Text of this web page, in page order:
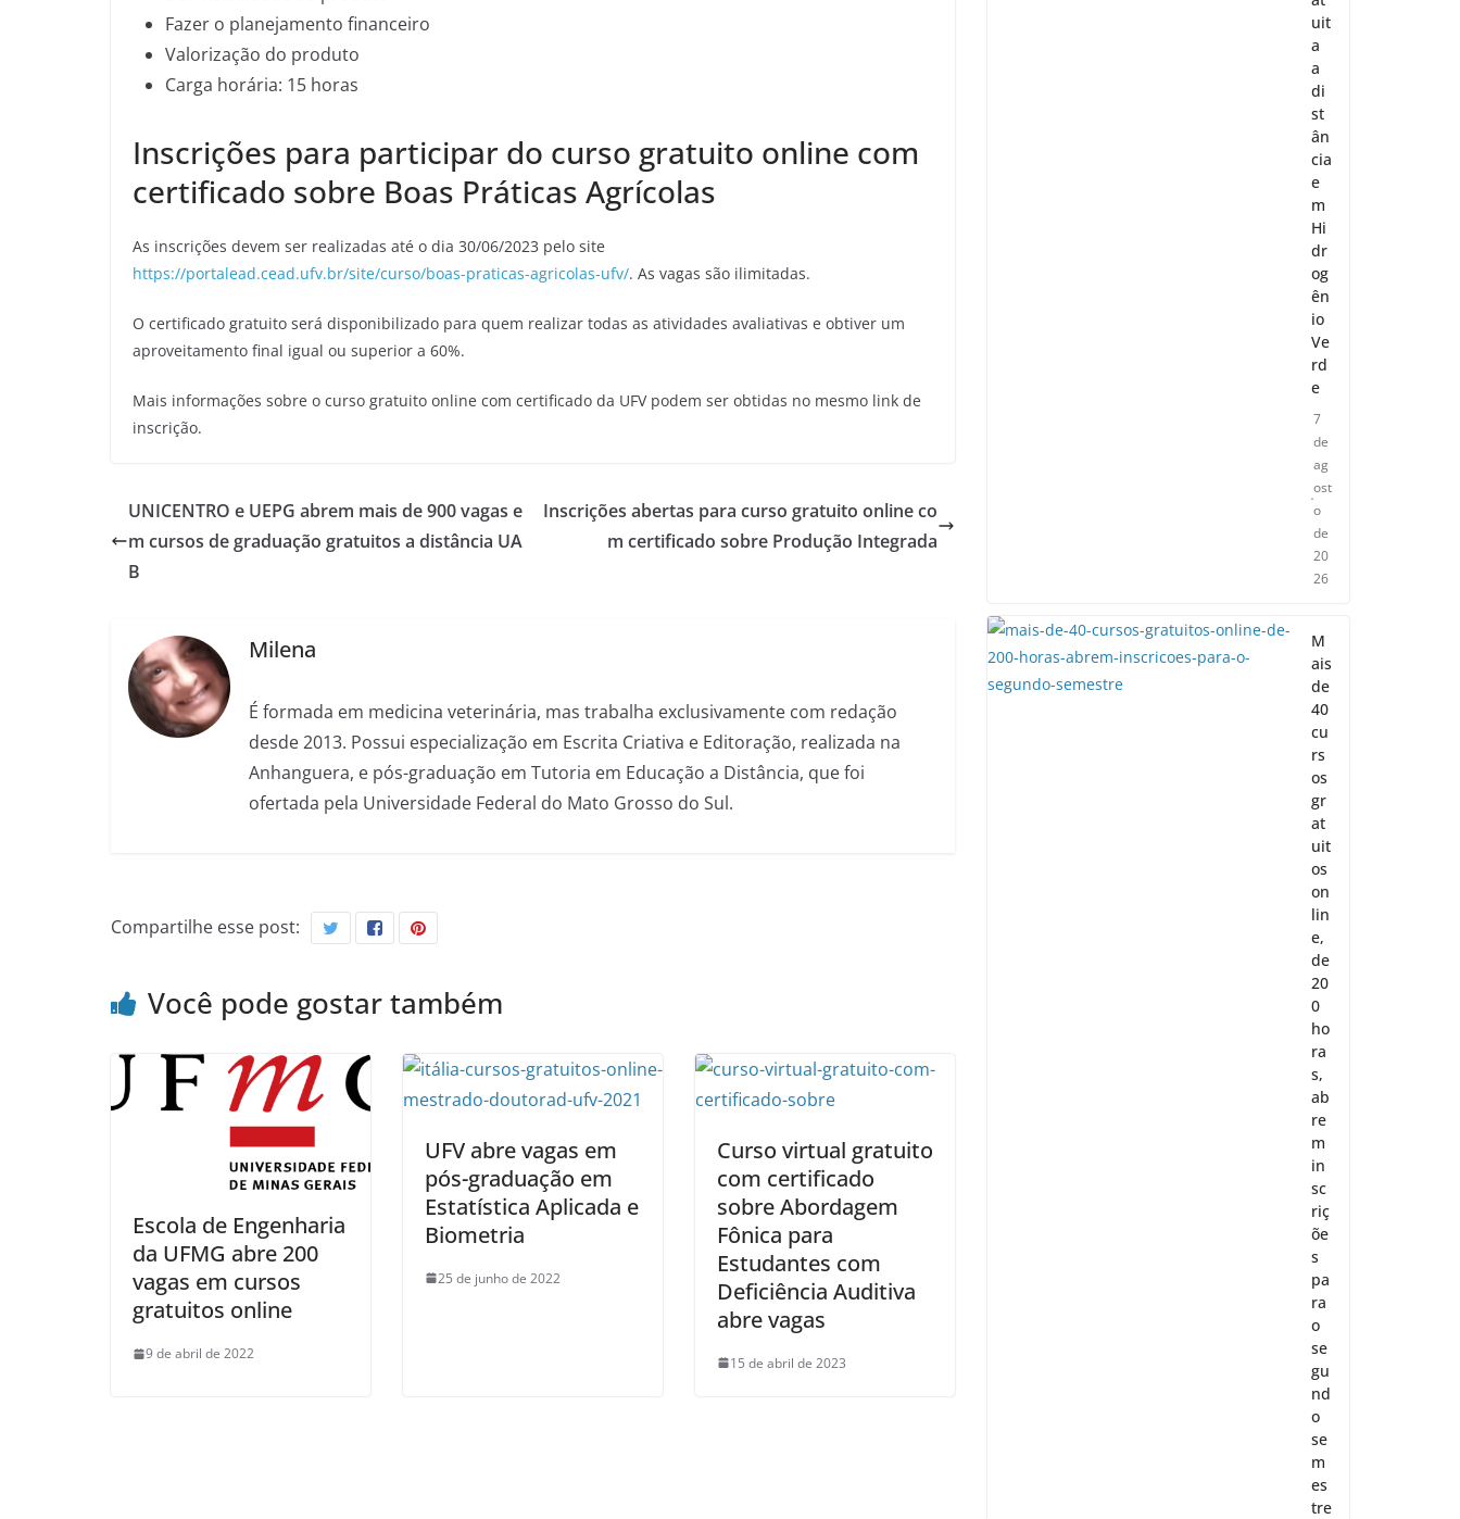
Fazer o planejamento financeiro
Valorização do produto
Carga horária: 15 horas
Inscrições para participar do curso gratuito online com
certificado sobre Boas Práticas Agrícolas
As inscrições devem ser realizadas até o dia 30/06/2023 pelo site
https://portalead.cead.ufv.br/site/curso/boas-praticas-agricolas-ufv/. As vagas são ilimitadas.
O certificado gratuito será disponibilizado para quem realizar todas as atividades avaliativas e obtiver um
aproveitamento final igual ou superior a 60%.
Mais informações sobre o curso gratuito online com certificado da UFV podem ser obtidas no mesmo link de
inscrição.
UNICENTRO e UEPG abrem mais de 900 vagas e
m cursos de graduação gratuitos a distância UA
B
Inscrições abertas para curso gratuito online co
m certificado sobre Produção Integrada
Milena
É formada em medicina veterinária, mas trabalha exclusivamente com redação
desde 2013. Possui especialização em Escrita Criativa e Editoração, realizada na
Anhanguera, e pós-graduação em Tutoria em Educação a Distância, que foi
ofertada pela Universidade Federal do Mato Grosso do Sul.
Compartilhe esse post:
Você pode gostar também
Escola de Engenharia
da UFMG abre 200
vagas em cursos
gratuitos online
9 de abril de 2022
UFV abre vagas em
pós-graduação em
Estatística Aplicada e
Biometria
25 de junho de 2022
Curso virtual gratuito
com certificado
sobre Abordagem
Fônica para
Estudantes com
Deficiência Auditiva
abre vagas
15 de abril de 2023
uit
a
a
di
st
ân
cia
e
m
Hi
dr
og
ên
io
Ve
rd
e
7
de
ag
ost
o
de
20
26
M
ais
de
40
cu
rs
os
gr
at
uit
os
on
lin
e,
de
20
0
ho
ra
s,
ab
re
m
in
sc
riç
õe
s
pa
ra
o
se
gu
nd
o
se
m
es
tre